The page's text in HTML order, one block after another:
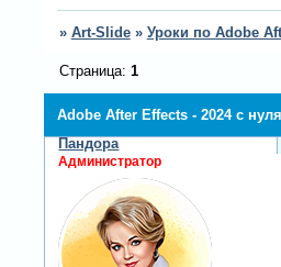
» Art-Slide » Уроки по Adobe
Adobe After Effects - 2024 с
Страница: 1
Пандора
Администратор